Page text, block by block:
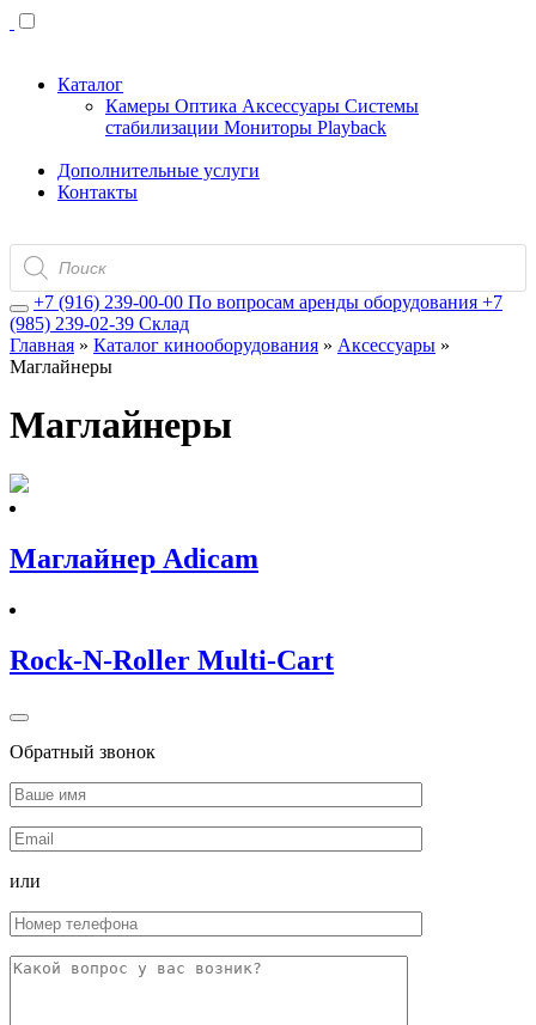
Каталог
Камеры Оптика Аксессуары Системы
стабилизации Мониторы Playback
Дополнительные услуги
Контакты
Поиск
товаров
+7 (916) 239-00-00 По вопросам аренды оборудования +7
(985) 239-02-39 Склад
Главная » Каталог кинооборудования » Аксессуары »
Маглайнеры
Маглайнеры
Маглайнер Adicam
Rock-N-Roller Multi-Cart
Обратный звонок
или